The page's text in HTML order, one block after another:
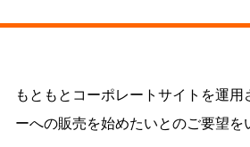
もともとコーポレートサイトを運
ーへの販売を始めたいとのご要望を